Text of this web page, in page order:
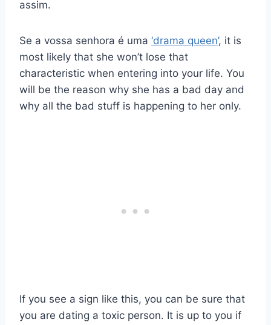
assim.
Se a vossa senhora é uma ‘drama queen’, it is
most likely that she won’t lose that
characteristic when entering into your life. You
will be the reason why she has a bad day and
why all the bad stuff is happening to her only.
If you see a sign like this, you can be sure that
you are dating a toxic person. It is up to you if